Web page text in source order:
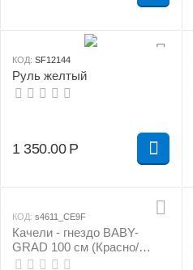
КОД: SF12144
Руль желтый
1 350.00 Р
КОД: s4611_CE9F
Качели - гнездо BABY-
GRAD 100 см (Красно/
салатовый)